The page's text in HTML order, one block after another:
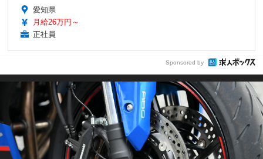
愛知県
月給26万円～
正社員
Sponsored by